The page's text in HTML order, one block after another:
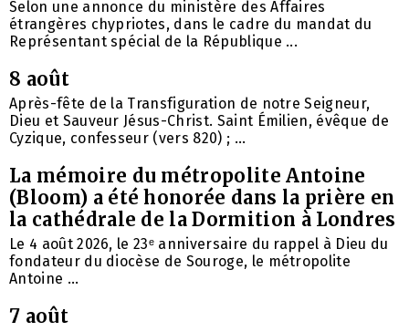
Selon une annonce du ministère des Affaires
étrangères chypriotes, dans le cadre du mandat du
Représentant spécial de la République ...
8 août
Après-fête de la Transfiguration de notre Seigneur,
Dieu et Sauveur Jésus-Christ. Saint Émilien, évêque de
Cyzique, confesseur (vers 820) ; ...
La mémoire du métropolite Antoine
(Bloom) a été honorée dans la prière en
la cathédrale de la Dormition à Londres
Le 4 août 2026, le 23ᵉ anniversaire du rappel à Dieu du
fondateur du diocèse de Souroge, le métropolite
Antoine ...
7 août